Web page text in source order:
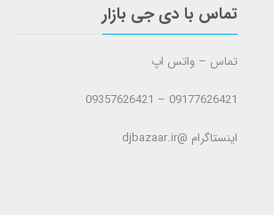
تماس با دی جی بازار
تماس – واتس اپ
09177626421 – 09357626421
اینستاگرام @djbazaar.ir